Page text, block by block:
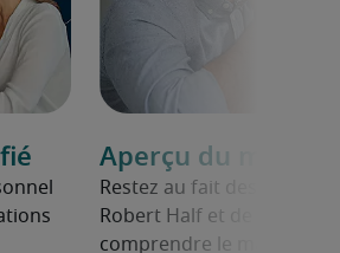
Aperçu du
Restez au fait des
Robert Half et de
comprendre le marché de